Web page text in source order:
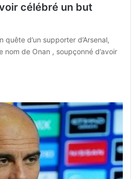
célébré un but
d’un supporter d’Arsenal,
nom de Onan , soupçonné d’avoir